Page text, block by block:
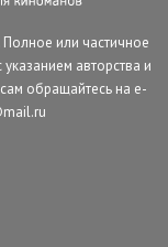
или частичное
авторства и
обращайтесь на e-